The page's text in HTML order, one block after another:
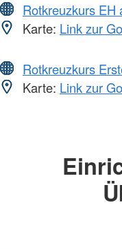
Rotkreuzkurs EH
Karte: Link zur
Rotkreuzkurs
Karte: Link zur